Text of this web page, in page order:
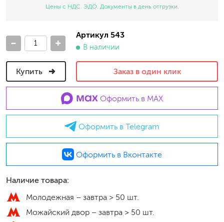
Цены с НДС. ЭДО. Документы в день отгрузки.
- +
Артикул 543
В наличии
Купить Заказ в один клик
Оформить в MAX
Оформить в Telegram
Оформить в Вконтакте
Наличие товара:
Молодежная – завтра > 50 шт.
Можайский двор – завтра > 50 шт.